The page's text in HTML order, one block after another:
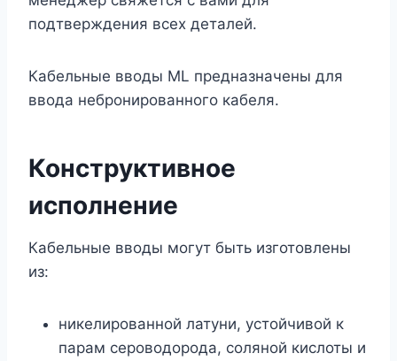
подтверждения всех деталей.
Кабельные вводы ML предназначены для
ввода небронированного кабеля.
Конструктивное
исполнение
Кабельные вводы могут быть изготовлены
из:
никелированной латуни, устойчивой к
парам сероводорода, соляной кислоты и